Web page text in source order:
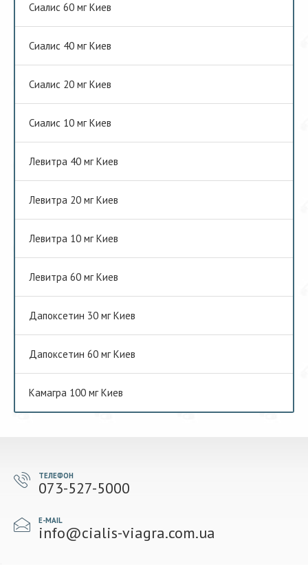
Сиалис 60 мг Киев
Сиалис 40 мг Киев
Сиалис 20 мг Киев
Сиалис 10 мг Киев
Левитра 40 мг Киев
Левитра 20 мг Киев
Левитра 10 мг Киев
Левитра 60 мг Киев
Дапоксетин 30 мг Киев
Дапоксетин 60 мг Киев
Камагра 100 мг Киев
ТЕЛЕФОН
073-527-5000
E-MAIL
info@cialis-viagra.com.ua